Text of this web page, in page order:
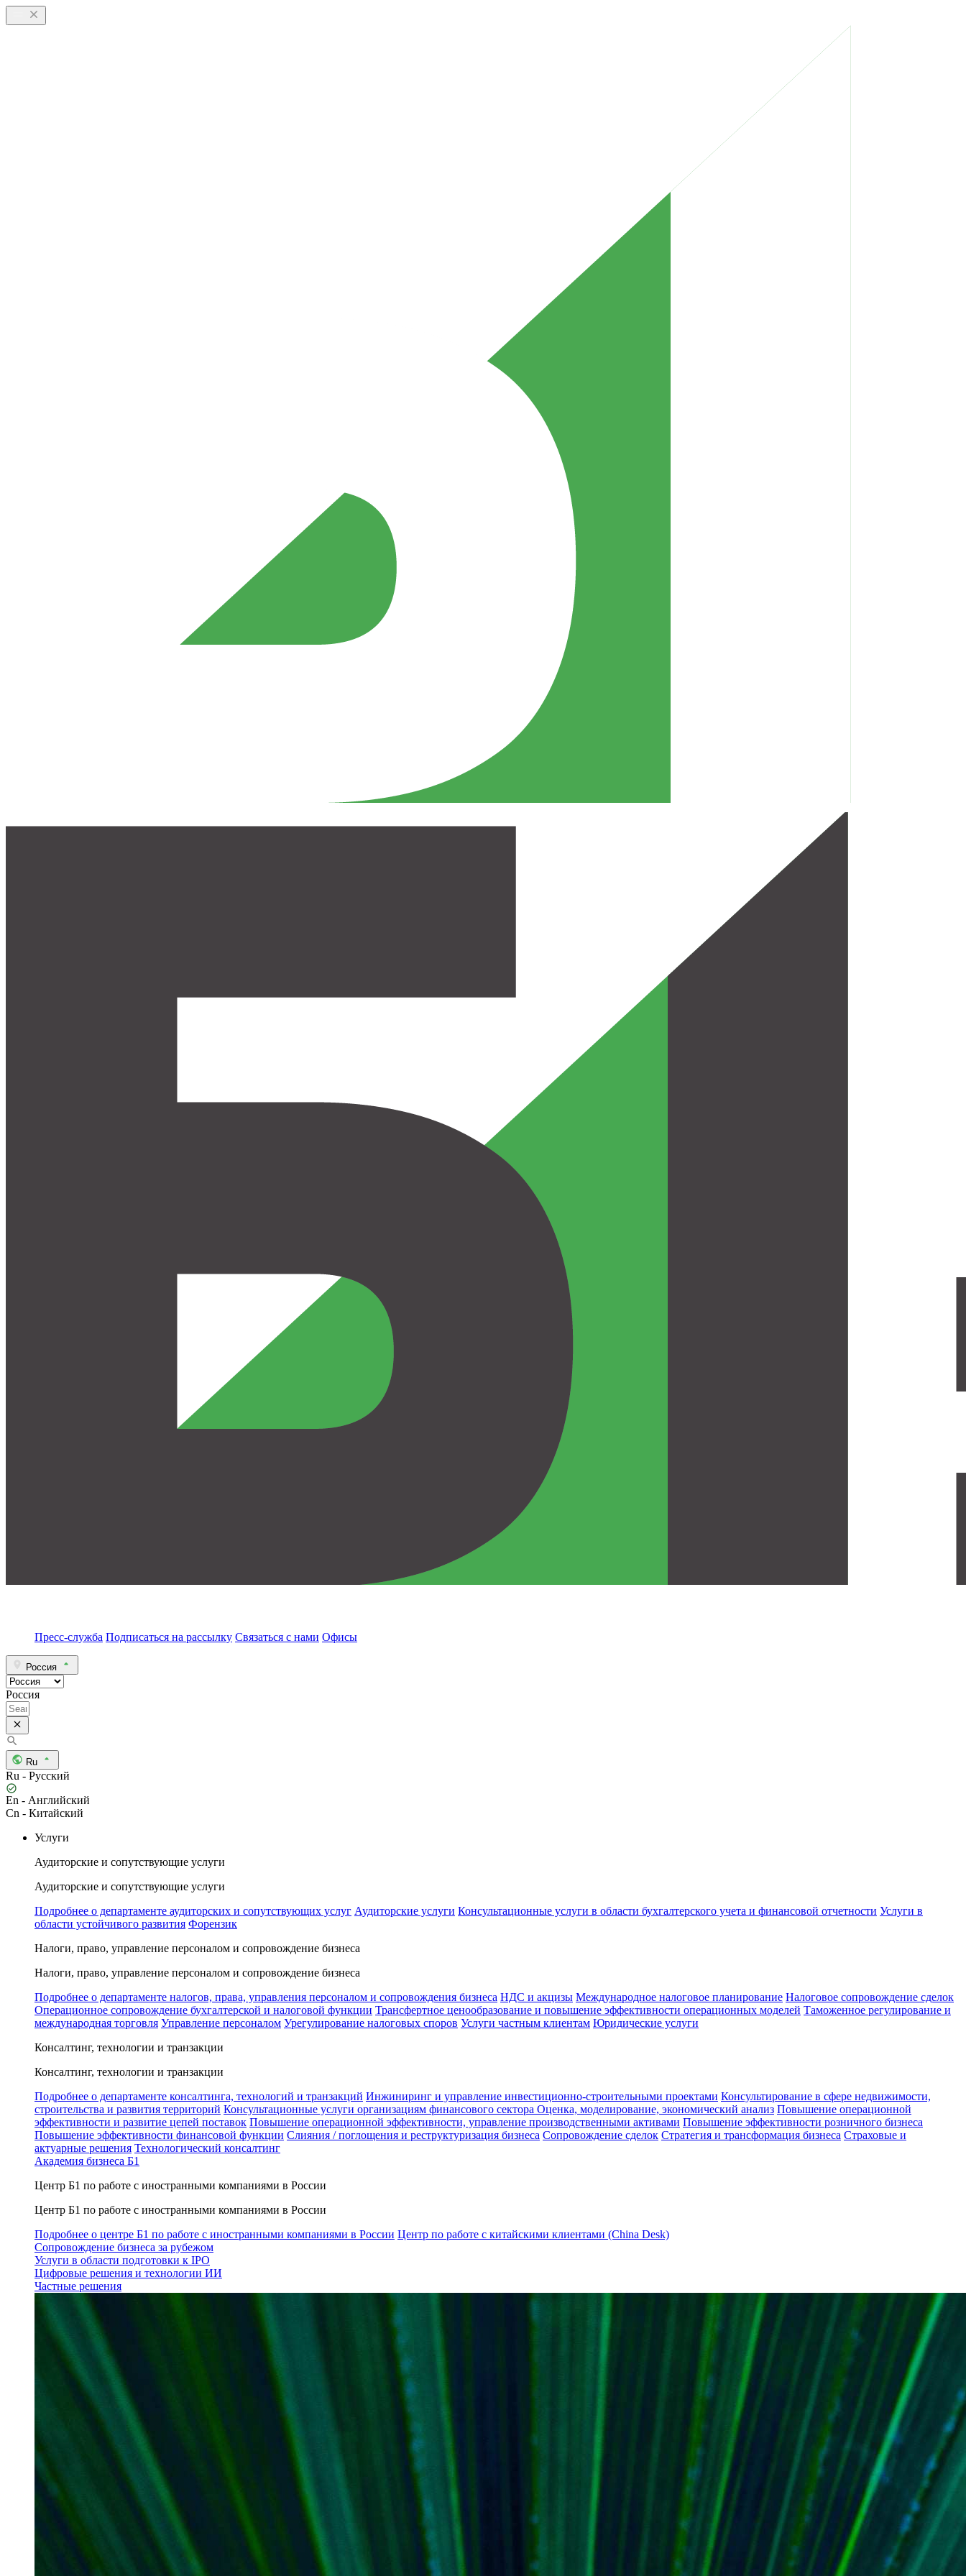
Пресс-служба Подписаться на рассылку Связаться с нами Офисы
Россия
Россия
Ru
Ru - Русский
En - Английский
Cn - Китайский
Услуги
Аудиторские и сопутствующие услуги
Аудиторские и сопутствующие услуги
Подробнее о департаменте аудиторских и сопутствующих услуг Аудиторские услуги Консультационные услуги в области бухгалтерского учета и финансовой отчетности Услуги в
области устойчивого развития Форензик
Налоги, право, управление персоналом и сопровождение бизнеса
Налоги, право, управление персоналом и сопровождение бизнеса
Подробнее о департаменте налогов, права, управления персоналом и сопровождения бизнеса НДС и акцизы Международное налоговое планирование Налоговое сопровождение сделок
Операционное сопровождение бухгалтерской и налоговой функции Трансфертное ценообразование и повышение эффективности операционных моделей Таможенное регулирование и
международная торговля Управление персоналом Урегулирование налоговых споров Услуги частным клиентам Юридические услуги
Консалтинг, технологии и транзакции
Консалтинг, технологии и транзакции
Подробнее о департаменте консалтинга, технологий и транзакций Инжиниринг и управление инвестиционно-строительными проектами Консультирование в сфере недвижимости,
строительства и развития территорий Консультационные услуги организациям финансового сектора Оценка, моделирование, экономический анализ Повышение операционной
эффективности и развитие цепей поставок Повышение операционной эффективности, управление производственными активами Повышение эффективности розничного бизнеса
Повышение эффективности финансовой функции Слияния / поглощения и реструктуризация бизнеса Сопровождение сделок Стратегия и трансформация бизнеса Страховые и
актуарные решения Технологический консалтинг
Академия бизнеса Б1
Центр Б1 по работе с иностранными компаниями в России
Центр Б1 по работе с иностранными компаниями в России
Подробнее о центре Б1 по работе с иностранными компаниями в России Центр по работе с китайскими клиентами (China Desk)
Сопровождение бизнеса за рубежом
Услуги в области подготовки к IPO
Цифровые решения и технологии ИИ
Частные решения